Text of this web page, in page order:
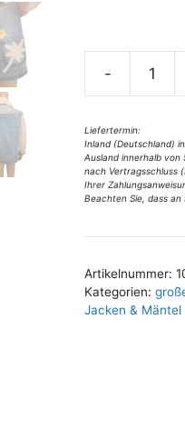
-
10090OJ6
Hippi
Gr
36,
38,
42
u
44
Menge
Liefertermin:
Inland (Deutschland)
Ausland innerhalb von
nach Vertragsschluss
Ihrer
Beachten Sie, dass
a
i
v
e
:
Artikelnummer:
Kategorien:
Jacken & Mäntel